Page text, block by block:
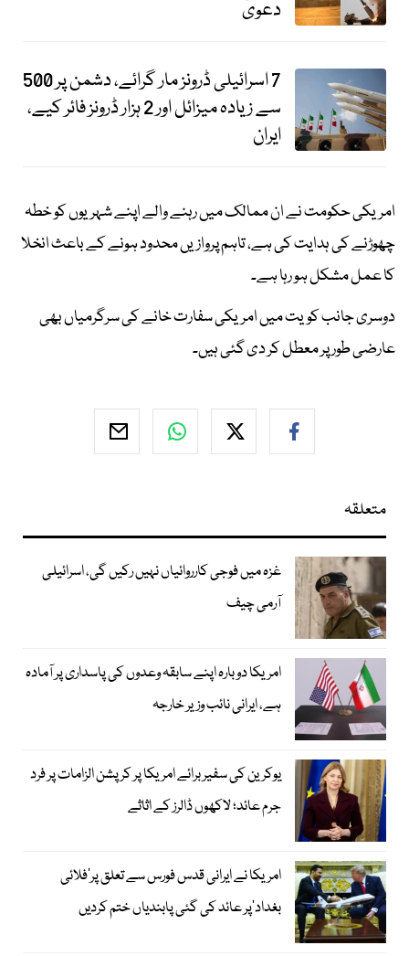
دعویٰ
7 اسرائیلی ڈرونز مار گرائے، دشمن پر 500
سے زیادہ میزائل اور 2 ہزار ڈرونز فائر کیے،
ایران
امریکی حکومت نے ان ممالک میں رہنے والے اپنے شہریوں کو خطہ
چھوڑنے کی ہدایت کی ہے، تاہم پروازیں محدود ہونے کے باعث انخلا
کا عمل مشکل ہو رہا ہے۔
دوسری جانب کویت میں امریکی سفارت خانے کی سرگرمیاں بھی
عارضی طور پر معطل کر دی گئی ہیں۔
متعلقہ
غزہ میں فوجی کارروائیاں نہیں رکیں گی، اسرائیلی
آرمی چیف
امریکا دوبارہ اپنے سابقہ وعدوں کی پاسداری پر آمادہ
ہے، ایرانی نائب وزیر خارجہ
یوکرین کی سفیر برائے امریکا پر کرپشن الزامات پر فرد
جرم عائد؛ لاکھوں ڈالرز کے اثاثے
امریکا نے ایرانی قدس فورس سے تعلق پر’فلائی
بغداد‘پر عائد کی گئی پابندیاں ختم کردیں